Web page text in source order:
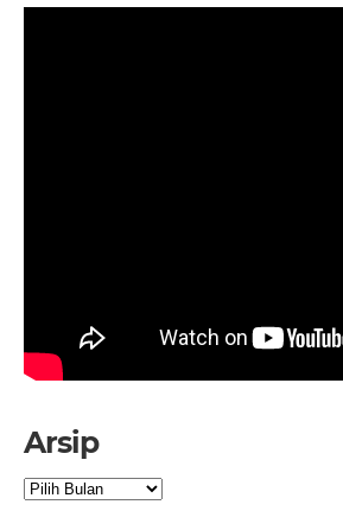
Arsip
Arsip